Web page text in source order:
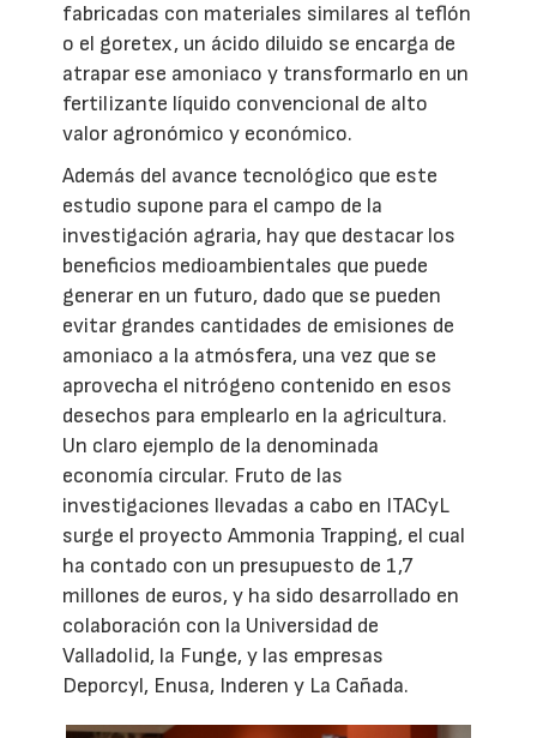
fabricadas con materiales similares al teflón
o el goretex, un ácido diluido se encarga de
atrapar ese amoniaco y transformarlo en un
fertilizante líquido convencional de alto
valor agronómico y económico.
Además del avance tecnológico que este
estudio supone para el campo de la
investigación agraria, hay que destacar los
beneficios medioambientales que puede
generar en un futuro, dado que se pueden
evitar grandes cantidades de emisiones de
amoniaco a la atmósfera, una vez que se
aprovecha el nitrógeno contenido en esos
desechos para emplearlo en la agricultura.
Un claro ejemplo de la denominada
economía circular. Fruto de las
investigaciones llevadas a cabo en ITACyL
surge el proyecto Ammonia Trapping, el cual
ha contado con un presupuesto de 1,7
millones de euros, y ha sido desarrollado en
colaboración con la Universidad de
Valladolid, la Funge, y las empresas
Deporcyl, Enusa, Inderen y La Cañada.